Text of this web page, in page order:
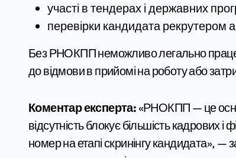
участі в тендерах і державних
перевірки кандидата
Без РНОКПП неможливо легально
до відмови в прийомі на роботу або
Коментар експерта: «РНОКПП — це
відсутність блокує більшість кадрових
номер на етапі скринінгу кандидата», —